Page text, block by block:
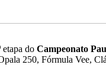
etapa do Campeonato
250, Fórmula Vee,